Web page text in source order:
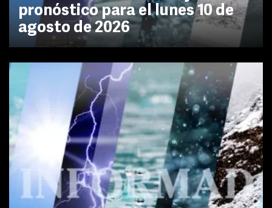
pronóstico para el lunes 10 de
agosto de 2026